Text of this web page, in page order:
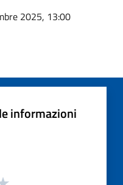
2025, 13:00
informazioni